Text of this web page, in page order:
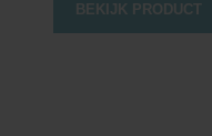
BEKIJK PRODUCT